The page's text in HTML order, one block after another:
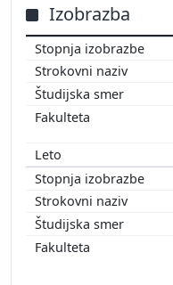
Izobrazba